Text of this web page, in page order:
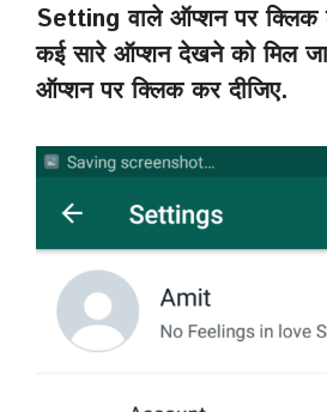
Setting वाले ऑप्शन पर
कई सारे ऑप्शन देखने को मिल
ऑप्शन पर क्लिक कर दीजिए.